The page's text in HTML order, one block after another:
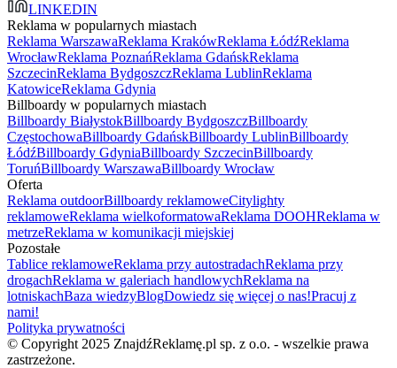
LINKEDIN
Reklama w popularnych miastach
Reklama WarszawaReklama KrakówReklama ŁódźReklama
WrocławReklama PoznańReklama GdańskReklama
SzczecinReklama BydgoszczReklama LublinReklama
KatowiceReklama Gdynia
Billboardy w popularnych miastach
Billboardy BiałystokBillboardy BydgoszczBillboardy
CzęstochowaBillboardy GdańskBillboardy LublinBillboardy
ŁódźBillboardy GdyniaBillboardy SzczecinBillboardy
ToruńBillboardy WarszawaBillboardy Wrocław
Oferta
Reklama outdoorBillboardy reklamoweCitylighty
reklamoweReklama wielkoformatowaReklama DOOHReklama w
metrzeReklama w komunikacji miejskiej
Pozostałe
Tablice reklamoweReklama przy autostradachReklama przy
drogachReklama w galeriach handlowychReklama na
lotniskachBaza wiedzyBlogDowiedz się więcej o nas!Pracuj z
nami!
Polityka prywatności
© Copyright 2025 ZnajdźReklamę.pl sp. z o.o. - wszelkie prawa
zastrzeżone.